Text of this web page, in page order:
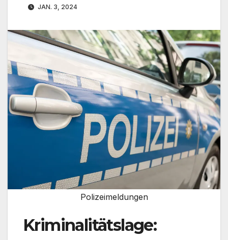
JAN. 3, 2024
Polizeimeldungen
Kriminalitätslage: